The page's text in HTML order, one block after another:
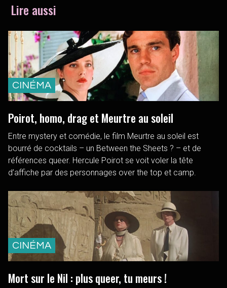
Lire aussi
CINÉMA
Poirot, homo, drag et Meurtre au soleil
Entre mystery et comédie, le film Meurtre au soleil est
bourré de cocktails – un Between the Sheets ? – et de
références queer. Hercule Poirot se voit voler la tête
d’affiche par des personnages over the top et camp.
CINÉMA
Mort sur le Nil : plus queer, tu meurs !